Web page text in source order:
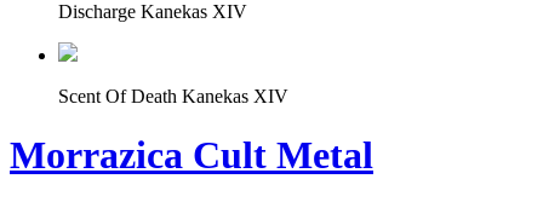
Discharge Kanekas XIV
Scent Of Death Kanekas XIV
Morrazica Cult Metal